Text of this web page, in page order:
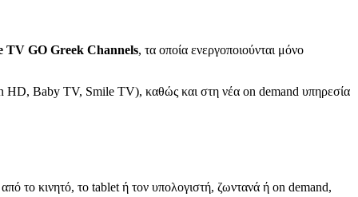
TV GO Greek Channels, τα οποία ενεργοποιούνται μόνο
Baby TV, Smile TV), καθώς και στη νέα on demand υπηρεσία
το κινητό, το tablet ή τον υπολογιστή, ζωντανά ή on demand,